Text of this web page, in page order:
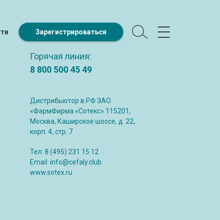
Зарегистрироваться
Горячая линия:
8 800 500 45 49
Дистрибьютор в РФ ЗАО
«ФармФирма «Сотекс» 115201,
Москва, Каширское шоссе, д. 22,
корп. 4, стр. 7
Тел: 8 (495) 231 15 12
Email: info@cefaly.club
www.sotex.ru